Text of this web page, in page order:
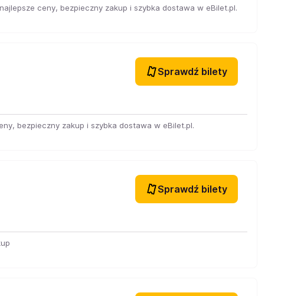
ceny, bezpieczny zakup i szybka dostawa w eBilet.pl.
Sprawdź bilety
bezpieczny zakup i szybka dostawa w eBilet.pl.
Sprawdź bilety